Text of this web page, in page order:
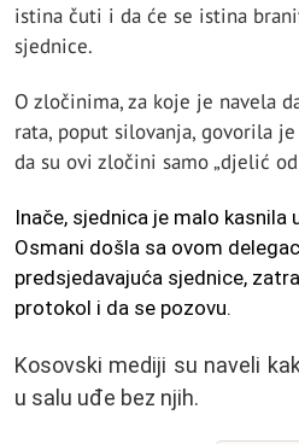
istina čuti i da će se istina
sjednice.
O zločinima, za koje je navela
rata, poput silovanja, govorila
da su ovi zločini samo „djelić
Inače, sjednica je malo
Osmani došla sa ovom
predsjedavajuća sjednice,
protokol i da se pozovu.
Kosovski mediji su naveli
u salu uđe bez njih.